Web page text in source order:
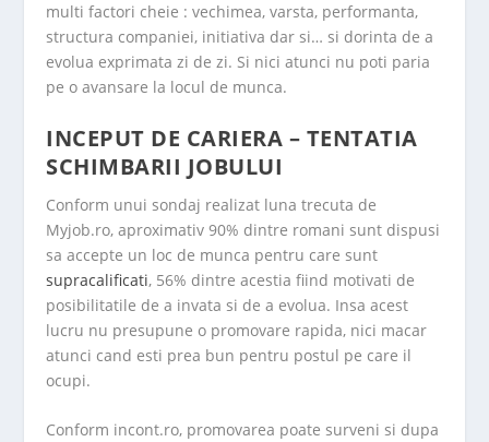
multi factori cheie : vechimea, varsta, performanta,
structura companiei, initiativa dar si… si dorinta de a
evolua exprimata zi de zi. Si nici atunci nu poti paria
pe o avansare la locul de munca.
INCEPUT DE CARIERA – TENTATIA
SCHIMBARII JOBULUI
Conform unui sondaj realizat luna trecuta de
Myjob.ro, aproximativ 90% dintre romani sunt dispusi
sa accepte un loc de munca pentru care sunt
supracalificati, 56% dintre acestia fiind motivati de
posibilitatile de a invata si de a evolua. Insa acest
lucru nu presupune o promovare rapida, nici macar
atunci cand esti prea bun pentru postul pe care il
ocupi.
Conform incont.ro, promovarea poate surveni si dupa